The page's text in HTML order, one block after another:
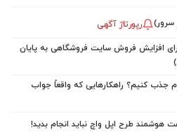
رپورتاژ آگهی
افزایش فروش سایت فروشگاهی به پایان
جذب کنیم؟ راهکارهایی که واقعاً جواب